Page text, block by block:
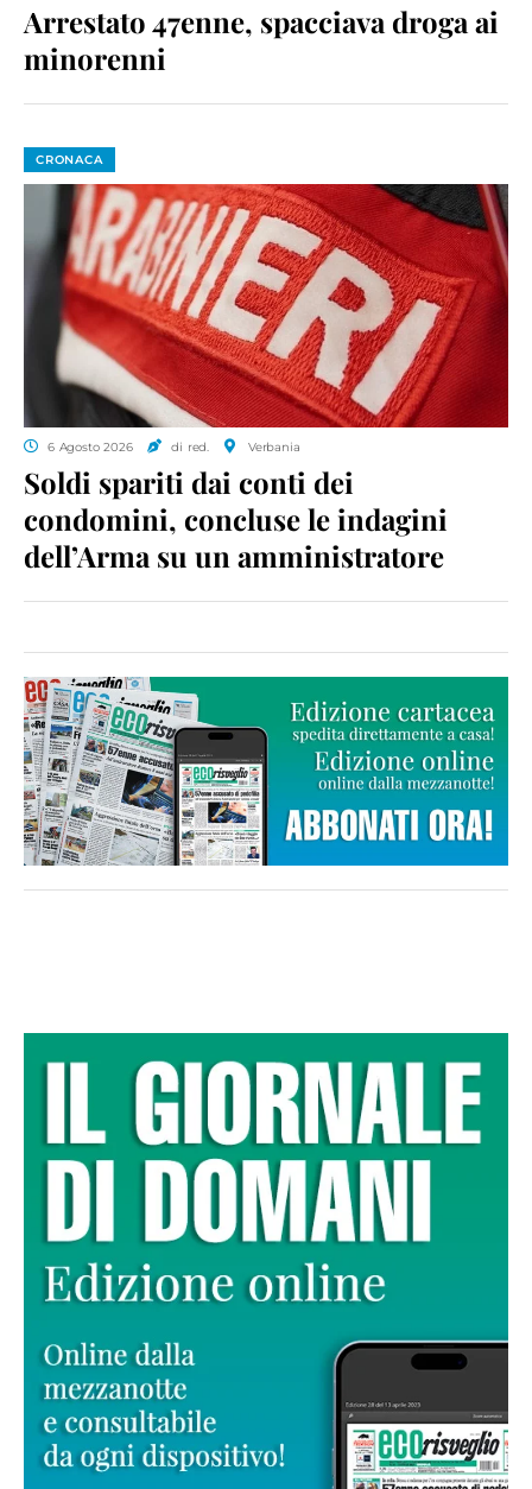
Arrestato 47enne, spacciava droga ai
minorenni
CRONACA
6 Agosto 2026 di red. Verbania
Soldi spariti dai conti dei
condomini, concluse le indagini
dell’Arma su un amministratore